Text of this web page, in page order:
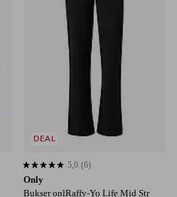
Only
Bukser onlRaffy-Yo Life Mid Str
5,0 basert på 6 karaktergivninger
5,0 (6)
DEAL